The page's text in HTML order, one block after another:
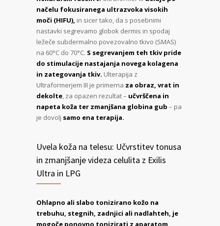
načelu fokusiranega ultrazvoka visokih
moči (HIFU), in sicer tako, da s posebnimi
nastavki segrevamo globok dermis in spodaj
ležeče subdermalno povezovalno tkivo (SMAS)
na 60°C do 70°C. S segrevanjem teh tkiv pride
do stimulacije nastajanja novega kolagena
in zategovanja tkiv.
Ulterapija z
Ultraformerjem III je primerna za obraz, vrat in
dekolte
, za opazen rezultat –
učvrščena in
napeta koža ter zmanjšana globina gub
je dovolj
samo ena terapija.
Uvela koža na telesu: Učvrstitev tonusa
in zmanjšanje videza celulita z Exilis
Ultra in LPG
Ohlapno ali slabo tonizirano kožo na
trebuhu, stegnih, zadnjici ali nadlahteh, je
mogoče ponovno tonizirati z aparatom